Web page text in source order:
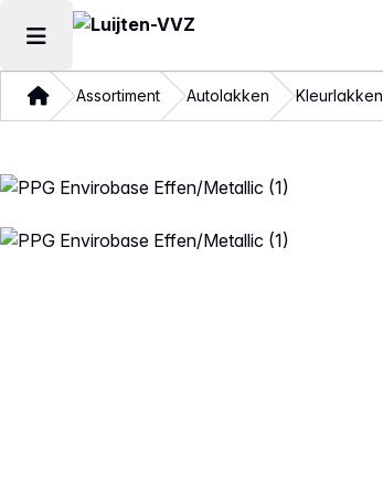
Hoofdmenu openen
ThuisAssortiment Autolakken Kleurlakken